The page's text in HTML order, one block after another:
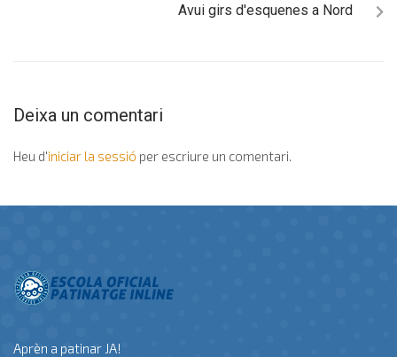
Avui girs d'esquenes a Nord
Deixa un comentari
Heu d'iniciar la sessió per escriure un comentari.
Aprèn a patinar JA!